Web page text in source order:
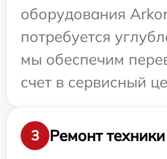
оборудования
потребуется
мы обеспечим
счет в сервисный
3
Ремонт техники